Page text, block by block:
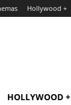
Hollywood +
HOLLYWOOD +